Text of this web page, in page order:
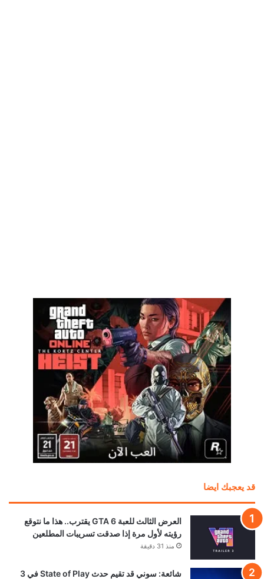
قد يعجبك ايضا
العرض الثالث للعبة GTA 6 يقترب.. هذا ما نتوقع
رؤيته لأول مرة إذا صدقت تسريبات المطلعين
منذ 31 دقيقة
شائعة: سوني قد تقيم حدث State of Play في 3